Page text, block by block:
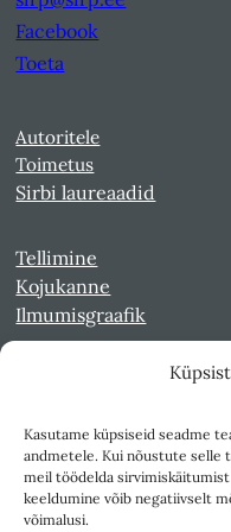
Kasutame küpsiseid seadme
andmetele. Kui nõustute selle
meil töödelda
keeldumine võib negatiivselt
võimalusi.
Facebook
Toeta
Autoritele
Toimetus
Sirbi laureaadid
Tellimine
Kojukanne
Ilmumisgraafik
Kultuurileht 1994-1997
Reede 1989-1990
Sirp ja Vasar 1940-1989